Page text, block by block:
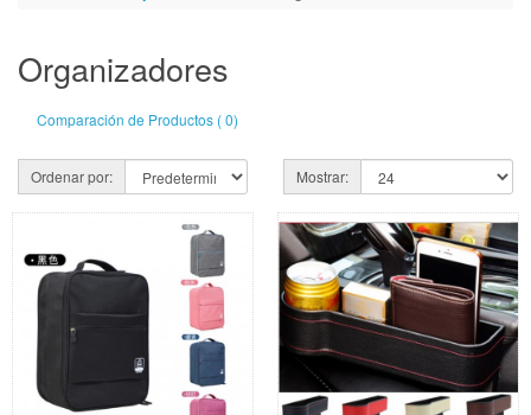
Organizadores
Comparación de Productos ( 0)
Ordenar por: Mostrar: